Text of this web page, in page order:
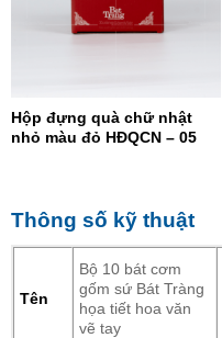
Hộp đựng quà chữ nhật
nhỏ màu đỏ HĐQCN – 05
Thông số kỹ thuật
Tên
Bộ 10 bát cơm
gốm sứ Bát Tràng
họa tiết hoa văn
vẽ tay